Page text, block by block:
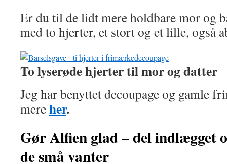
Er du til de lidt mere holdbare mor og
med to hjerter, et stort og et lille, også
To lyserøde hjerter til mor og datter
Jeg har benyttet decoupage og gamle
mereher.
Gør Alfien glad – del indlægget
de små vanter